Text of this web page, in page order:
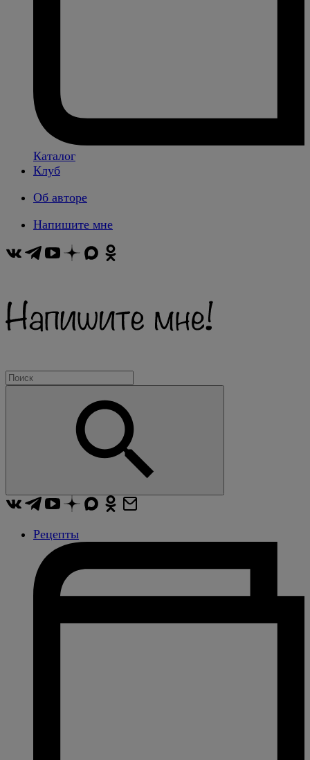
Каталог
Клуб
Об авторе
Напишите мне
Рецепты